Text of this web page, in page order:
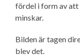
fördel i form av
minskar.
Bilden är tagen
blev det.